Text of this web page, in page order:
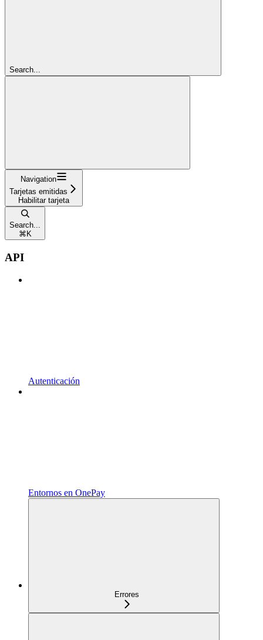
Search...
Navigation
Tarjetas emitidas
Habilitar tarjeta
Search...
⌘ K
API
Autenticación
Entornos en OnePay
Errores